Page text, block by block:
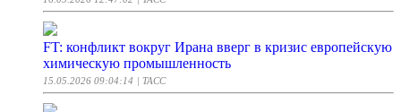
FT: конфликт вокруг Ирана вверг в кризис европейскую
химическую промышленность
15.05.2026 09:04:14 | ТАСС